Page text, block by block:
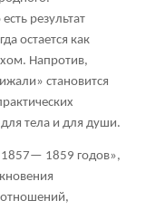
результат
остается как
Напротив,
становится
тела и для души.
1857— 1859 годов»,
отношений,